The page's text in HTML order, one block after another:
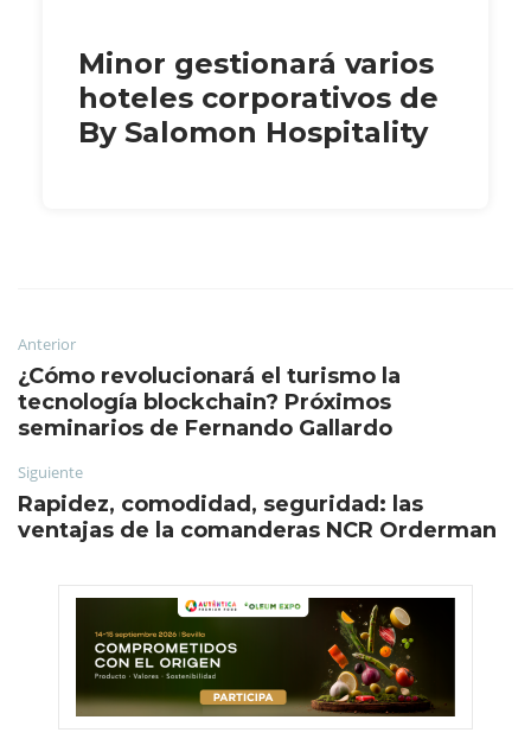
Minor gestionará varios
hoteles corporativos de
By Salomon Hospitality
Anterior
¿Cómo revolucionará el turismo la
tecnología blockchain? Próximos
seminarios de Fernando Gallardo
Siguiente
Rapidez, comodidad, seguridad: las
ventajas de la comanderas NCR Orderman